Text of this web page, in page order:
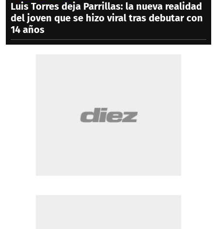
Luis Torres deja Parrillas: la nueva realidad
del joven que se hizo viral tras debutar con
14 años